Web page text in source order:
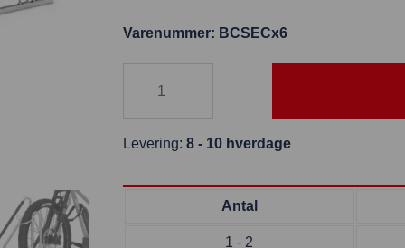
Varenummer: BCSECx6
Levering: 8 - 10 hverdage
Antal
1 - 2